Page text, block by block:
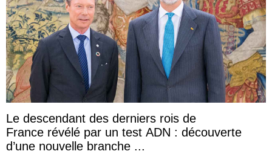
Le descendant des derniers rois de
France révélé par un test ADN : découverte
d’une nouvelle branche ...